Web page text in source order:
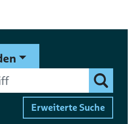
Finden
Erweiterte Suche